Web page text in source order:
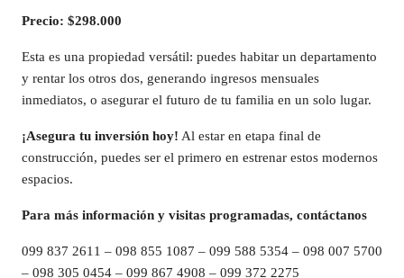
Precio: $298.000
Esta es una propiedad versátil: puedes habitar un departamento
y rentar los otros dos, generando ingresos mensuales
inmediatos, o asegurar el futuro de tu familia en un solo lugar.
¡Asegura tu inversión hoy! Al estar en etapa final de
construcción, puedes ser el primero en estrenar estos modernos
espacios.
Para más información y visitas programadas, contáctanos
099 837 2611 – 098 855 1087 – 099 588 5354 – 098 007 5700
– 098 305 0454 – 099 867 4908 – 099 372 2275